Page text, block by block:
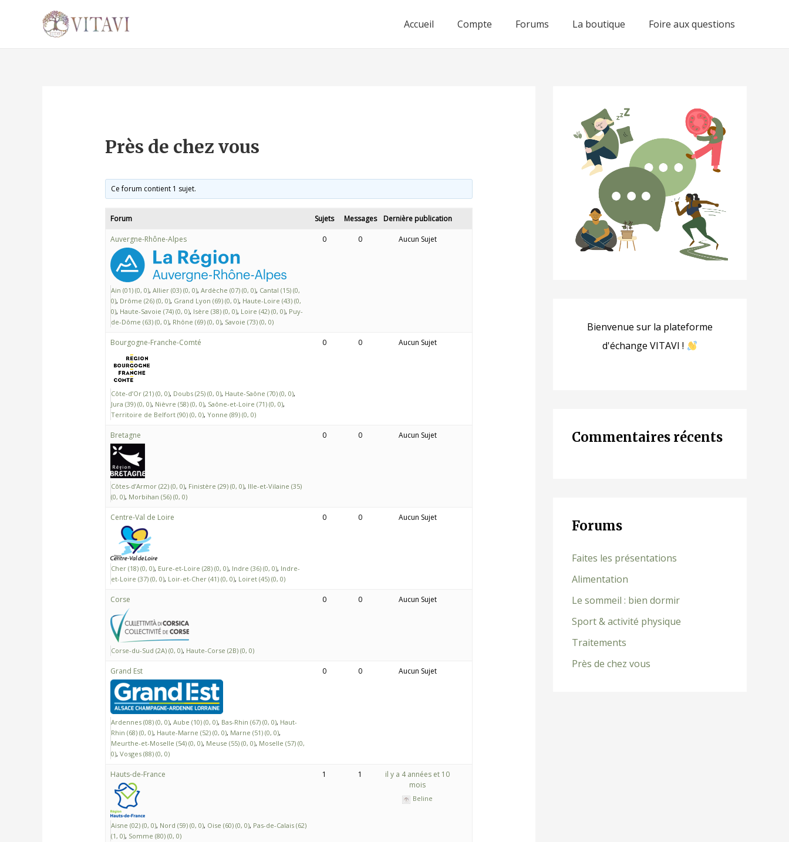
Accueil Compte Forums La boutique Foire aux questions
Près de chez vous
Ce forum contient 1 sujet.
Forum Sujets Messages Dernière publication
Auvergne-Rhône-Alpes
Ain (01) (0, 0) Allier (03) (0, 0) Ardèche (07) (0, 0) Cantal (15) (0,
0) Drôme (26) (0, 0) Grand Lyon (69) (0, 0) Haute-Loire (43) (0,
0) Haute-Savoie (74) (0, 0) Isère (38) (0, 0) Loire (42) (0, 0) Puy-
de-Dôme (63) (0, 0) Rhône (69) (0, 0) Savoie (73) (0, 0)
0 0 Aucun Sujet
Bourgogne-Franche-Comté
Côte-d’Or (21) (0, 0) Doubs (25) (0, 0) Haute-Saône (70) (0, 0)
Jura (39) (0, 0) Nièvre (58) (0, 0) Saône-et-Loire (71) (0, 0)
Territoire de Belfort (90) (0, 0) Yonne (89) (0, 0)
0 0 Aucun Sujet
Bretagne
Côtes-d’Armor (22) (0, 0) Finistère (29) (0, 0) Ille-et-Vilaine (35)
(0, 0) Morbihan (56) (0, 0)
0 0 Aucun Sujet
Centre-Val de Loire
Cher (18) (0, 0) Eure-et-Loire (28) (0, 0) Indre (36) (0, 0) Indre-
et-Loire (37) (0, 0) Loir-et-Cher (41) (0, 0) Loiret (45) (0, 0)
0 0 Aucun Sujet
Corse
Corse-du-Sud (2A) (0, 0) Haute-Corse (2B) (0, 0)
0 0 Aucun Sujet
Grand Est
Ardennes (08) (0, 0) Aube (10) (0, 0) Bas-Rhin (67) (0, 0) Haut-
Rhin (68) (0, 0) Haute-Marne (52) (0, 0) Marne (51) (0, 0)
Meurthe-et-Moselle (54) (0, 0) Meuse (55) (0, 0) Moselle (57) (0,
0) Vosges (88) (0, 0)
0 0 Aucun Sujet
Hauts-de-France
Aisne (02) (0, 0) Nord (59) (0, 0) Oise (60) (0, 0) Pas-de-Calais (62)
(1, 0) Somme (80) (0, 0)
1 1
il y a 4 années et 10
mois
Beline
Bienvenue sur la plateforme
d'échange VITAVI !
Commentaires récents
Forums
Faites les présentations
Alimentation
Le sommeil : bien dormir
Sport & activité physique
Traitements
Près de chez vous